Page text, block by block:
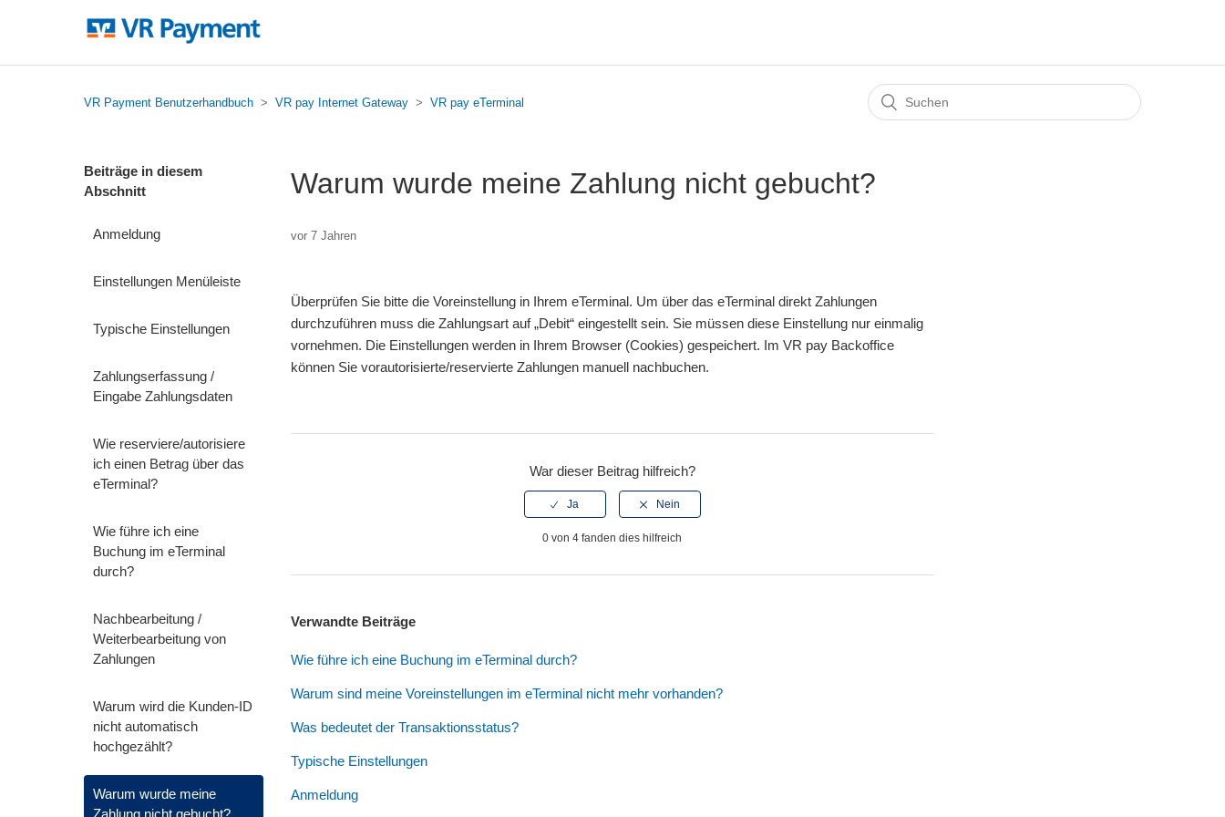
VR Payment Benutzerhandbuch VR pay Internet Gateway VR pay eTerminal
Beiträge in diesem
Abschnitt
Anmeldung
Einstellungen Menüleiste
Typische Einstellungen
Zahlungserfassung /
Eingabe Zahlungsdaten
Wie reserviere/autorisiere
ich einen Betrag über das
eTerminal?
Wie führe ich eine
Buchung im eTerminal
durch?
Nachbearbeitung /
Weiterbearbeitung von
Zahlungen
Warum wird die Kunden-ID
nicht automatisch
hochgezählt?
Warum wurde meine
Zahlung nicht gebucht?
Warum wurde meine Zahlung nicht gebucht?
vor 7 Jahren
Überprüfen Sie bitte die Voreinstellung in Ihrem eTerminal. Um über das eTerminal direkt Zahlungen
durchzuführen muss die Zahlungsart auf „Debit“ eingestellt sein. Sie müssen diese Einstellung nur einmalig
vornehmen. Die Einstellungen werden in Ihrem Browser (Cookies) gespeichert. Im VR pay Backoffice
können Sie vorautorisierte/reservierte Zahlungen manuell nachbuchen.
War dieser Beitrag hilfreich?
0 von 4 fanden dies hilfreich
Verwandte Beiträge
Wie führe ich eine Buchung im eTerminal durch?
Warum sind meine Voreinstellungen im eTerminal nicht mehr vorhanden?
Was bedeutet der Transaktionsstatus?
Typische Einstellungen
Anmeldung